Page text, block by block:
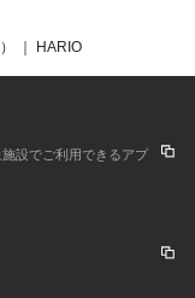
｜ HARIO
設でご利用できるアプ